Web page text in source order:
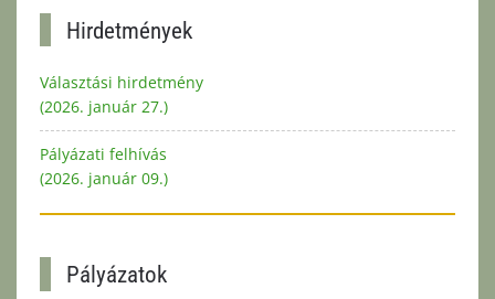
Hirdetmények
Választási hirdetmény
(2026. január 27.)
Pályázati felhívás
(2026. január 09.)
Pályázatok